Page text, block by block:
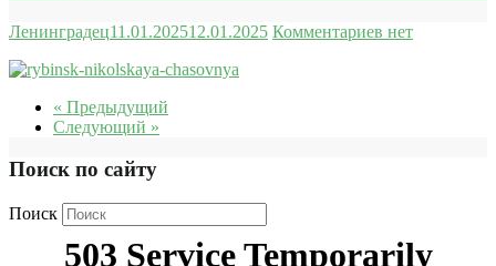
Ленинградец11.01.202512.01.2025 Комментариев нет
« Предыдущий
Следующий »
Поиск по сайту
Поиск